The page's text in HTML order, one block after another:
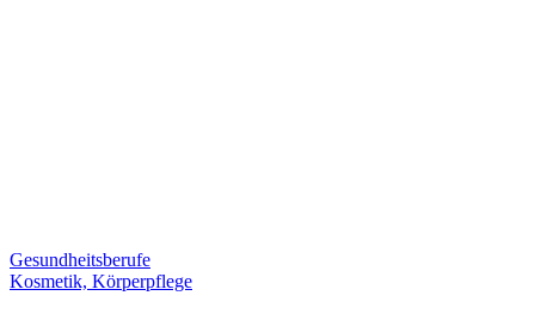
Gesundheitsberufe
Kosmetik, Körperpflege